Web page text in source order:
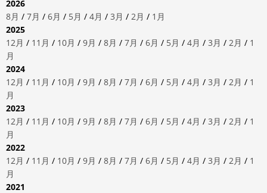
2026
8月 / 7月 / 6月 / 5月 / 4月 / 3月 / 2月 / 1月
2025
12月 / 11月 / 10月 / 9月 / 8月 / 7月 / 6月 / 5月 / 4月 / 3月 / 2月 / 1
月
2024
12月 / 11月 / 10月 / 9月 / 8月 / 7月 / 6月 / 5月 / 4月 / 3月 / 2月 / 1
月
2023
12月 / 11月 / 10月 / 9月 / 8月 / 7月 / 6月 / 5月 / 4月 / 3月 / 2月 / 1
月
2022
12月 / 11月 / 10月 / 9月 / 8月 / 7月 / 6月 / 5月 / 4月 / 3月 / 2月 / 1
月
2021